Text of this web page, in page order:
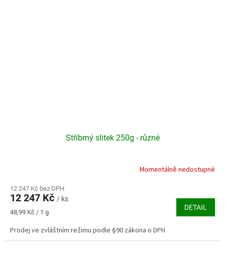
Stříbrný slitek 250g - různé
Momentálně nedostupné
12 247 Kč bez DPH
12 247 Kč / ks
Měrná
48,99 Kč / 1 g
DETAIL
Prodej ve zvláštním režimu podle §90 zákona o DPH